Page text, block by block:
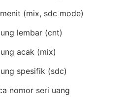
(mix, sdc mode)
lembar (cnt)
acak (mix)
spesifik (sdc)
nomor seri uang